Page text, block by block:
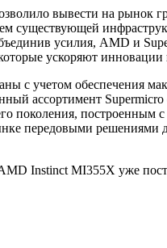
вывести на
существующей
усилия, AMD и
ускоряют
с учетом обеспечения
ассортимент
поколения,
передовыми
Instinct MI355X уже